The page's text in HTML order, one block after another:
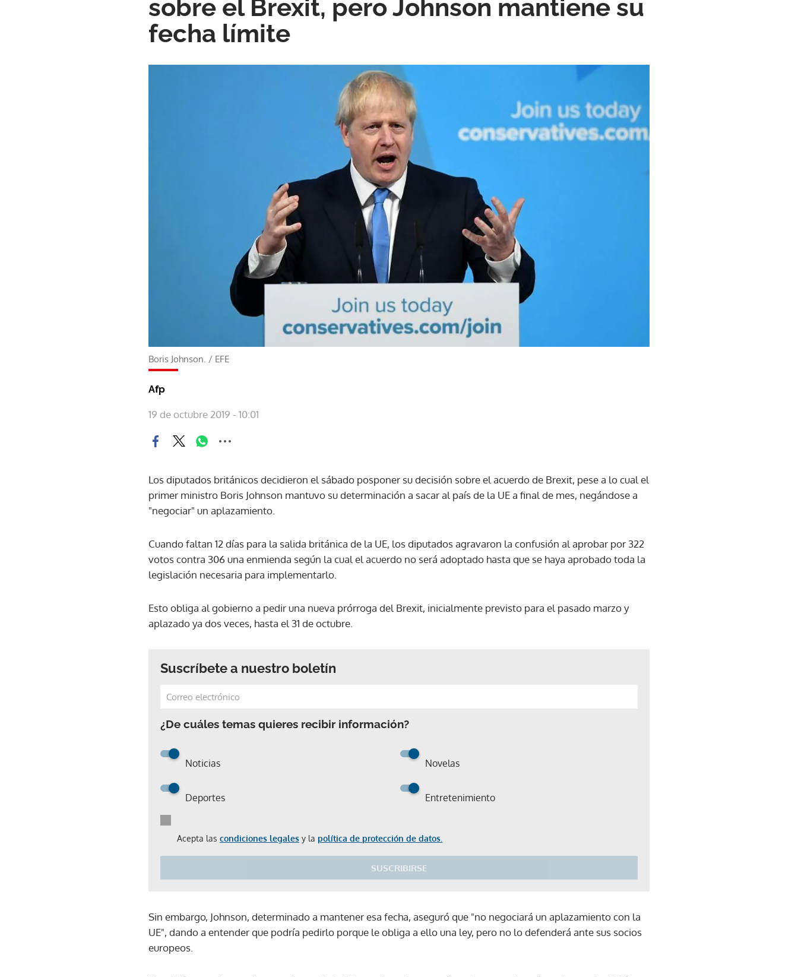
sobre el Brexit, pero Johnson mantiene su
fecha límite
Boris Johnson. / EFE
Afp
19 de octubre 2019 - 10:01
Los diputados británicos decidieron el sábado posponer su decisión sobre el acuerdo de Brexit, pese a lo cual el
primer ministro Boris Johnson mantuvo su determinación a sacar al país de la UE a final de mes, negándose a
"negociar" un aplazamiento.
Cuando faltan 12 días para la salida británica de la UE, los diputados agravaron la confusión al aprobar por 322
votos contra 306 una enmienda según la cual el acuerdo no será adoptado hasta que se haya aprobado toda la
legislación necesaria para implementarlo.
Esto obliga al gobierno a pedir una nueva prórroga del Brexit, inicialmente previsto para el pasado marzo y
aplazado ya dos veces, hasta el 31 de octubre.
Suscríbete a nuestro boletín
¿De cuáles temas quieres recibir información?
Noticias Novelas
Deportes Entretenimiento
Acepta las condiciones legales y la política de protección de datos.
SUSCRIBIRSE
Sin embargo, Johnson, determinado a mantener esa fecha, aseguró que "no negociará un aplazamiento con la
UE", dando a entender que podría pedirlo porque le obliga a ello una ley, pero no lo defenderá ante sus socios
europeos.